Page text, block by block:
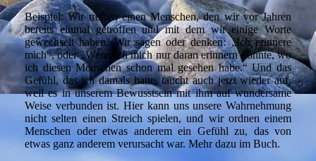
Beispiel: Wir treffen einen Menschen, den wir vor Jahren
bereits einmal getroffen und mit dem wir einige Worte
gewechselt haben. Wir sagen oder denken: „Ich erinnere
mich“, oder „Wenn ich mich nur daran erinnern könnte, wo
ich diesen Menschen schon mal gesehen habe.“ Und das
Gefühl, das ich damals hatte, taucht auch jetzt wieder auf,
weil es in unserem Bewusstsein mit ihm auf wundersame
Weise verbunden ist. Hier kann uns unsere Wahrnehmung
nicht selten einen Streich spielen, und wir ordnen einem
Menschen oder etwas anderem ein Gefühl zu, das von
etwas ganz anderem verursacht war. Mehr dazu im Buch.